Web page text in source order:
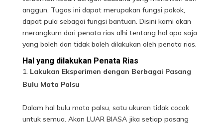
anggun. Tugas ini dapat merupakan fungsi pokok,
dapat pula sebagai fungsi bantuan. Disini kami akan
merangkum dari penata rias alhi tentang hal apa saja
yang boleh dan tidak boleh dilakukan oleh penata rias.
Hal yang dilakukan Penata Rias
Lakukan Eksperimen dengan Berbagai Pasang
Bulu Mata Palsu
Dalam hal bulu mata palsu, satu ukuran tidak cocok
untuk semua. Akan LUAR BIASA jika setiap pasang